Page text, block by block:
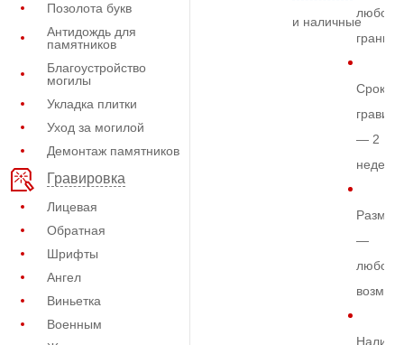
Позолота букв
Антидождь для
памятников
Благоустройство
могилы
Укладка плитки
Уход за могилой
Демонтаж памятников
Гравировка
Лицевая
Обратная
Шрифты
Ангел
Виньетка
Военным
и наличные
любом
граните
Срок
— 2
недели
Размер
—
любой